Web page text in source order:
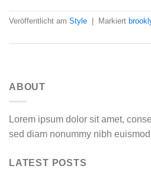
Veröffentlicht am Style | Markiert
ABOUT
Lorem ipsum dolor sit amet,
sed diam nonummy nibh
LATEST POSTS